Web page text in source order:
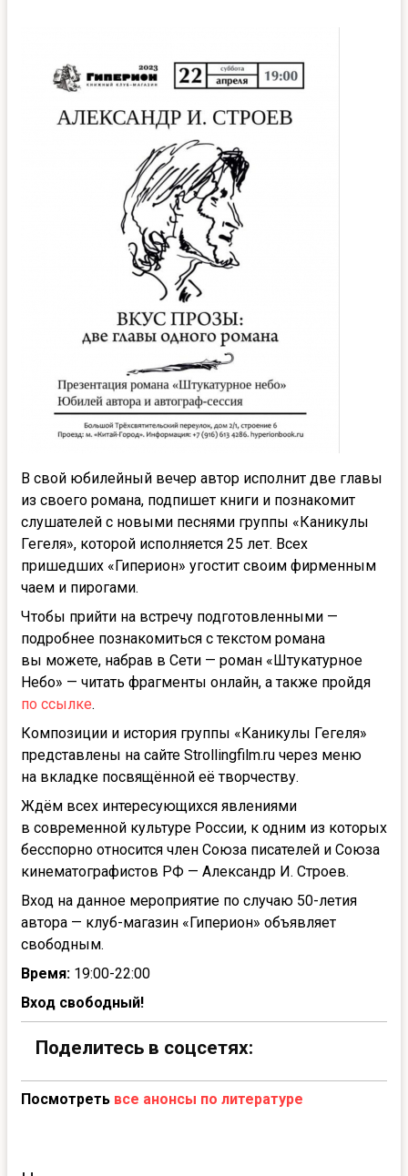
В свой юбилейный вечер автор исполнит две главы
из своего романа, подпишет книги и познакомит
слушателей с новыми песнями группы «Каникулы
Гегеля», которой исполняется 25 лет. Всех
пришедших «Гиперион» угостит своим фирменным
чаем и пирогами.
Чтобы прийти на встречу подготовленными —
подробнее познакомиться с текстом романа
вы можете, набрав в Сети — роман «Штукатурное
Небо» — читать фрагменты онлайн, а также пройдя
по ссылке.
Композиции и история группы «Каникулы Гегеля»
представлены на сайте Strollingfilm.ru через меню
на вкладке посвящённой её творчеству.
Ждём всех интересующихся явлениями
в современной культуре России, к одним из которых
бесспорно относится член Союза писателей и Союза
кинематографистов РФ — Александр И. Строев.
Вход на данное мероприятие по случаю 50-летия
автора — клуб-магазин «Гиперион» объявляет
свободным.
Время: 19:00-22:00
Вход свободный!
Поделитесь в соцсетях:
Посмотреть все анонсы по литературе